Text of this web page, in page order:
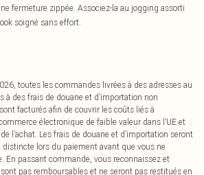
fermeture zippée. Associez-la au jogging assorti
soigné sans effort.
toutes les commandes livrées à des adresses au
à des frais de douane et d’importation non
facturés afin de couvrir les coûts liés à
électronique de faible valeur dans l’UE et
l’achat. Les frais de douane et d’importation seront
lors du paiement avant que vous ne
En passant commande, vous reconnaissez et
pas remboursables et ne seront pas restitués en